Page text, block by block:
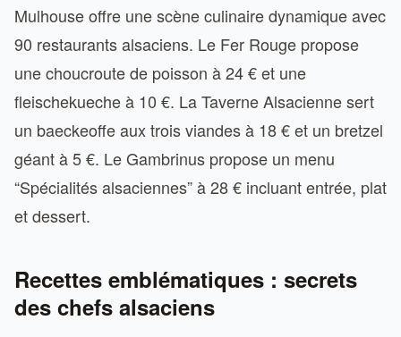
Mulhouse offre une scène culinaire dynamique avec
90 restaurants alsaciens. Le Fer Rouge propose
une choucroute de poisson à 24 € et une
fleischekueche à 10 €. La Taverne Alsacienne sert
un baeckeoffe aux trois viandes à 18 € et un bretzel
géant à 5 €. Le Gambrinus propose un menu
“Spécialités alsaciennes” à 28 € incluant entrée, plat
et dessert.
Recettes emblématiques : secrets
des chefs alsaciens